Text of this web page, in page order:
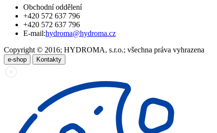
Obchodní oddělení
+420 572 637 796
+420 572 637 796
E-mail:hydroma@hydroma.cz
Copyright © 2016; HYDROMA, s.r.o.; všechna práva vyhrazena
e-shop Kontakty